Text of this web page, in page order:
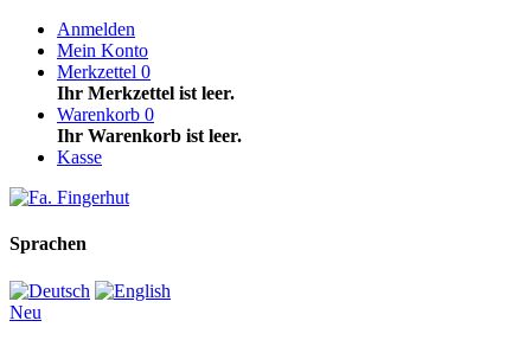
Anmelden
Mein Konto
Merkzettel 0
Ihr Merkzettel ist leer.
Warenkorb 0
Ihr Warenkorb ist leer.
Kasse
Sprachen
Neu